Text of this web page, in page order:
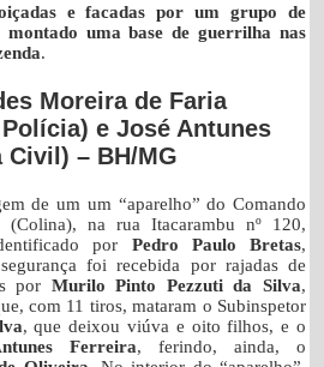
e facadas por um grupo de
uma base de guerrilha nas
.
Moreira de Faria
e José Antunes
Civil) – BH/MG
de um um “aparelho” do Comando
(Colina), na rua Itacarambu nº 120,
por Pedro Paulo Bretas,
foi recebida por rajadas de
por Murilo Pinto Pezzuti da Silva,
com 11 tiros, mataram o Subinspetor
, que deixou viúva e oito filhos, e o
Ferreira, ferindo, ainda, o